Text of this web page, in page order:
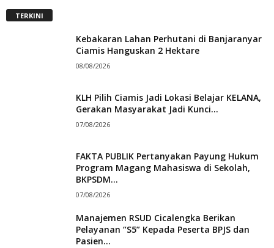
TERKINI
Kebakaran Lahan Perhutani di Banjaranyar
Ciamis Hanguskan 2 Hektare
08/08/2026
KLH Pilih Ciamis Jadi Lokasi Belajar KELANA,
Gerakan Masyarakat Jadi Kunci...
07/08/2026
FAKTA PUBLIK Pertanyakan Payung Hukum
Program Magang Mahasiswa di Sekolah,
BKPSDM...
07/08/2026
Manajemen RSUD Cicalengka Berikan
Pelayanan “S5” Kepada Peserta BPJS dan
Pasien...